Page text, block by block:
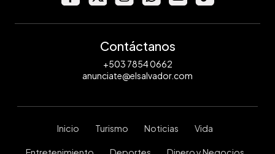
Contáctanos
+503 7854 0662
anunciate@elsalvador.com
Inicio Turismo Noticias Vida